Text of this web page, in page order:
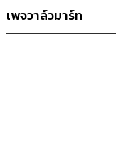
เพจวาล์วมาร์ท